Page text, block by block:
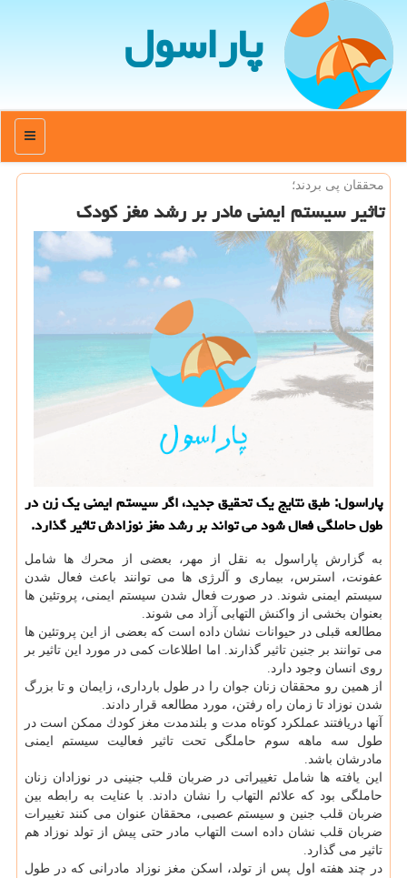
پاراسول
منو
محققان پی بردند؛
تاثیر سیستم ایمنی مادر بر رشد مغز كودك
پاراسول: طبق نتایج یك تحقیق جدید، اگر سیستم ایمنی یك زن در
طول حاملگی فعال شود می تواند بر رشد مغز نوزادش تاثیر گذارد.
به گزارش پاراسول به نقل از مهر، بعضی از محرك ها شامل
عفونت، استرس، بیماری و آلرژی ها می توانند باعث فعال شدن
سیستم ایمنی شوند. در صورت فعال شدن سیستم ایمنی، پروتئین ها
بعنوان بخشی از واكنش التهابی آزاد می شوند.
مطالعه قبلی در حیوانات نشان داده است كه بعضی از این پروتئین ها
می توانند بر جنین تاثیر گذارند. اما اطلاعات كمی در مورد این تاثیر بر
روی انسان وجود دارد.
از همین رو محققان زنان جوان را در طول بارداری، زایمان و تا بزرگ
شدن نوزاد تا زمان راه رفتن، مورد مطالعه قرار دادند.
آنها دریافتند عملكرد كوتاه مدت و بلندمدت مغز كودك ممكن است در
طول سه ماهه سوم حاملگی تحت تاثیر فعالیت سیستم ایمنی
مادرشان باشد.
این یافته ها شامل تغییراتی در ضربان قلب جنینی در نوزادان زنان
حاملگی بود كه علائم التهاب را نشان دادند. با عنایت به رابطه بین
ضربان قلب جنین و سیستم عصبی، محققان عنوان می كنند تغییرات
ضربان قلب نشان داده است التهاب مادر حتی پیش از تولد نوزاد هم
تاثیر می گذارد.
در چند هفته اول پس از تولد، اسكن مغز نوزاد مادرانی كه در طول